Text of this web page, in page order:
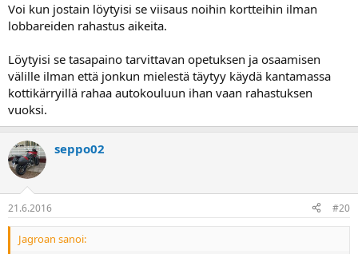
Voi kun jostain löytyisi se viisaus noihin kortteihin ilman
lobbareiden rahastus aikeita.
Löytyisi se tasapaino tarvittavan opetuksen ja osaamisen
välille ilman että jonkun mielestä täytyy käydä kantamassa
kottikärryillä rahaa autokouluun ihan vaan rahastuksen
vuoksi.
seppo02
21.6.2016 #20
Jagroan sanoi: